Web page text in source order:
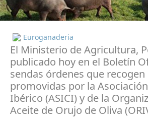
Euroganaderia
El Ministerio de Agricultura,
publicado hoy en el Boletín
sendas órdenes que
promovidas por la
Ibérico (ASICI) y de la
Aceite de Orujo de Oliva